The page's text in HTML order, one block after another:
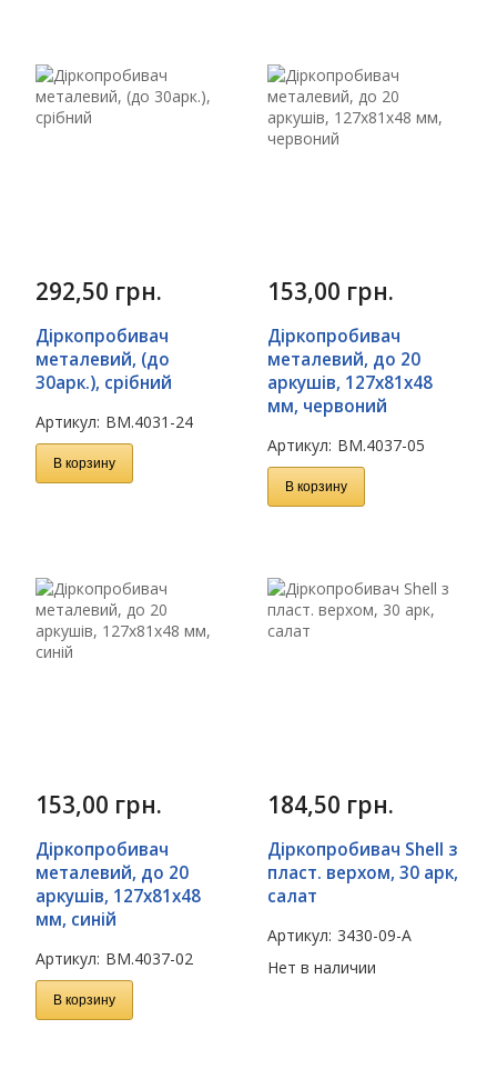
292,50 грн.
Діркопробивач
металевий, (до
30арк.), срібний
Артикул: BM.4031-24
В корзину
153,00 грн.
Діркопробивач
металевий, до 20
аркушів, 127х81х48
мм, червоний
Артикул: BM.4037-05
В корзину
153,00 грн.
Діркопробивач
металевий, до 20
аркушів, 127х81х48
мм, синій
Артикул: BM.4037-02
В корзину
184,50 грн.
Діркопробивач Shell з
пласт. верхом, 30 арк,
салат
Артикул: 3430-09-A
Нет в наличии